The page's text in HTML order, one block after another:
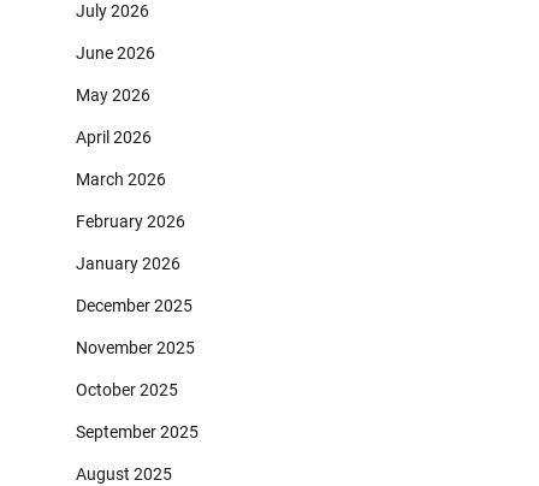
July 2026
June 2026
May 2026
April 2026
March 2026
February 2026
January 2026
December 2025
November 2025
October 2025
September 2025
August 2025